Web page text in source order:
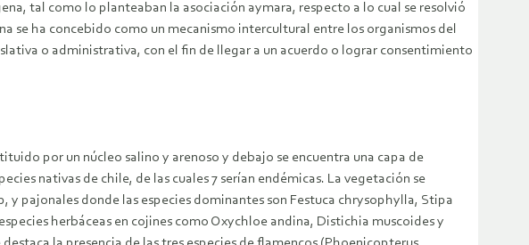
tal como lo planteaban la asociación aymara, respecto a lo cual se resolvió
se ha concebido como un mecanismo intercultural entre los organismos del
o administrativa, con el fin de llegar a un acuerdo o lograr consentimiento
por un núcleo salino y arenoso y debajo se encuentra una capa de
nativas de chile, de las cuales 7 serían endémicas. La vegetación se
pajonales donde las especies dominantes son Festuca chrysophylla, Stipa
herbáceas en cojines como Oxychloe andina, Distichia muscoides y